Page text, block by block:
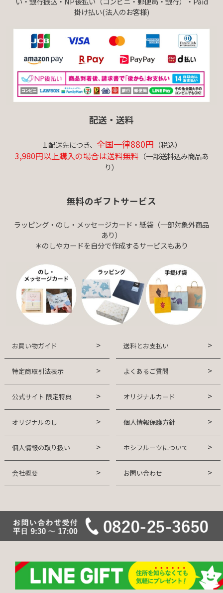
掛け払い(法人のお客様)
配送・送料
１配送先につき、 全国一律880円 （税込）
3,980円以上購入の場合は送料無料 （一部送料込み商品あ
り）
無料のギフトサービス
ラッピング・のし・メッセージカード・紙袋（一部対象外商品
あり）
＊のしやカードを自分で作成するサービスもあり
お買い物ガイド 送料とお支払い
特定商取引法表示 よくあるご質問
公式サイト 限定特典 オリジナルカード
オリジナルのし 個人情報保護方針
個人情報の取り扱い ホシフルーツについて
会社概要 お問い合わせ